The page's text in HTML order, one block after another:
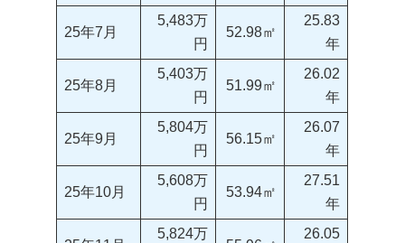
25年7月
5,483万
円
52.98㎡
25.83
年
25年8月
5,403万
円
51.99㎡
26.02
年
25年9月
5,804万
円
56.15㎡
26.07
年
25年10月
5,608万
円
53.94㎡
27.51
年
5,824万
26.05